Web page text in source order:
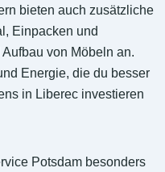
bieten auch zusätzliche
Einpacken und
von Möbeln an.
Energie, die du besser
in Liberec investieren
Potsdam besonders